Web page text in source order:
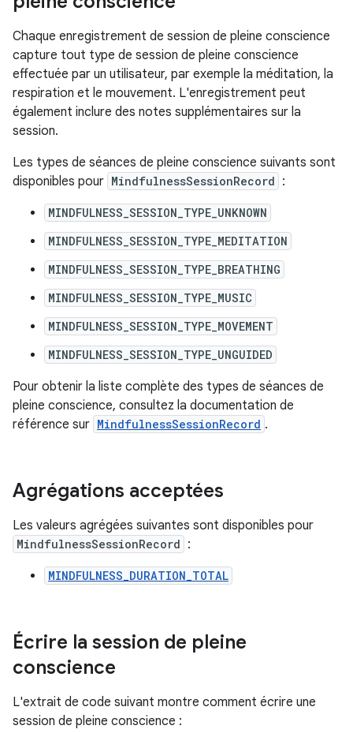
Chaque enregistrement de session de pleine conscience
capture tout type de session de pleine conscience
effectuée par un utilisateur, par exemple la méditation, la
respiration et le mouvement. L'enregistrement peut
également inclure des notes supplémentaires sur la
session.
Les types de séances de pleine conscience suivants sont
disponibles pour MindfulnessSessionRecord :
MINDFULNESS_SESSION_TYPE_UNKNOWN
MINDFULNESS_SESSION_TYPE_MEDITATION
MINDFULNESS_SESSION_TYPE_BREATHING
MINDFULNESS_SESSION_TYPE_MUSIC
MINDFULNESS_SESSION_TYPE_MOVEMENT
MINDFULNESS_SESSION_TYPE_UNGUIDED
Pour obtenir la liste complète des types de séances de
pleine conscience, consultez la documentation de
référence sur MindfulnessSessionRecord .
Agrégations acceptées
Les valeurs agrégées suivantes sont disponibles pour
MindfulnessSessionRecord :
MINDFULNESS_DURATION_TOTAL
Écrire la session de pleine
conscience
L'extrait de code suivant montre comment écrire une
session de pleine conscience :